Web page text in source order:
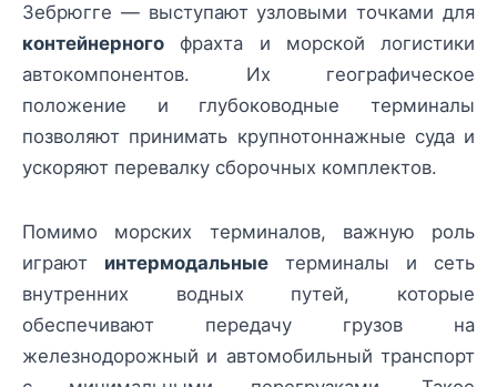
Зебрюгге — выступают узловыми точками для
контейнерного фрахта и морской логистики
автокомпонентов. Их географическое
положение и глубоководные терминалы
позволяют принимать крупнотоннажные суда и
ускоряют перевалку сборочных комплектов.
Помимо морских терминалов, важную роль
играют интермодальные терминалы и сеть
внутренних водных путей, которые
обеспечивают передачу грузов на
железнодорожный и автомобильный транспорт